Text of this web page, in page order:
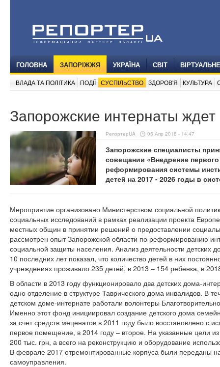
ГОЛОВНА ЗАПОРІЖЖЯ УКРАЇНА СВІТ
ВЛАДА ТА ПОЛІТИКА ПОДІЇ СУСПІЛЬСТВО ЗДОРОВ'Я КУЛЬТУРА
Запорожские интернаты ждет
РепортерUA 05 Апр 2018 - 14:47
Запорожские специалисты
совещании «Внедрение
реформирования системы
детей на 2017 - 2026 годы в
Мероприятие организовано Министерством социальной
социальных исследований в рамках реализации проекта
местных общин в принятии решений о предоставлении
рассмотрен опыт Запорожской области по реформированию
социальной защиты населения. Анализ деятельности детских
10 последних лет показал, что количество детей в них
учреждениях проживало 235 детей, в 2013 – 154 ребенка, в
В области в 2013 году функционировало два детских дома-
одно отделение в структуре Таврического дома инвалидов. В
детском доме-интернате работали волонтеры
Именно этот фонд инициировал создание детского дома
за счет средств меценатов в 2011 году было восстановлено с
первое помещение, в 2014 году – второе. На указанные цели
200 тыс. грн, а всего на реконструкцию и оборудование
В феврале 2017 отремонтированные корпуса были переданы
самоуправления.